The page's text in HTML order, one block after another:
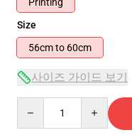
Size
56cm to 60cm
사이즈 가이드 보기